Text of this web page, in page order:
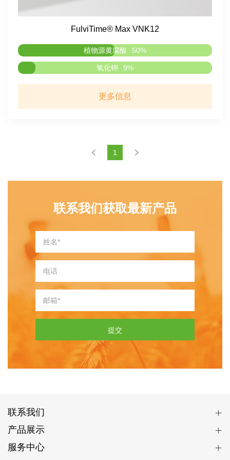
FulviTime® Max VNK12
植物源黄腐酸 50%
氧化钾 9%
更多信息
1
联系我们获取最新产品
提交
联系我们
产品展示
服务中心